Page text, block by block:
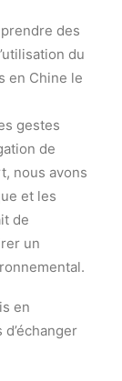
des
du
en Chine le
gestes
de
nous avons
et les
de
un
en